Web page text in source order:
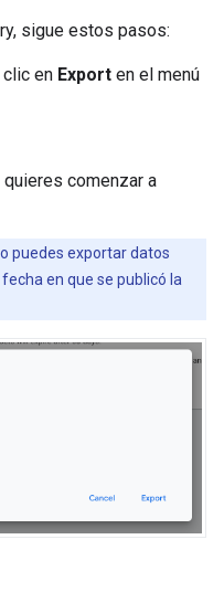
sigue estos pasos:
clic en Export en el menú
comenzar a
puedes exportar datos
en que se publicó la